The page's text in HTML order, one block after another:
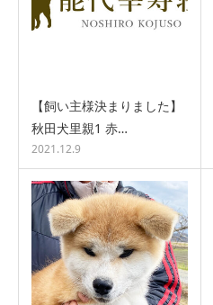
【飼い主様決まりました】
秋田犬里親1 赤…
2021.12.9